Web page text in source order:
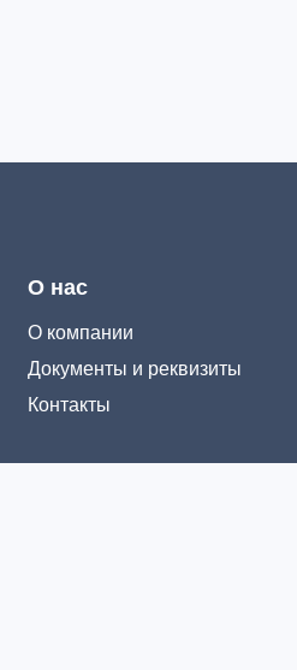
О нас
О компании
Документы и реквизиты
Контакты